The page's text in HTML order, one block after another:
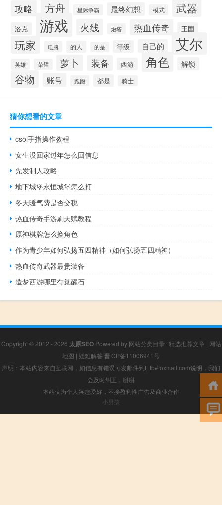
攻略 方舟 星际争霸 最终幻想 模式 武器
洛克 游戏 火线 炮塔 热血传奇 王国
玩家 电脑 的人 的是 等级 自己的 艾尔
英雄 荣耀 萝卜 装备 西游 角色 解锁
谷物 账号 跑跑 都是 骑士
猜你想看的文章
csol手指操作教程
女生没回家过年怎么回信息
先发制人攻略
地下城堡永恒城堡怎么打
冬天暖气费是否交税
热血传奇手游刷天赋教程
原神棋牌怎么换角色
作为青少年如何弘扬五四精神（如何弘扬五四精神）
热血传奇武器最贵装备
造梦西游哪里有觉醒石
Copyright © 2012 - 2026 太原SEOPowered by 网站分类目录 | 精选推荐文章 | 网站
地图 | 疑难解答 晋ICP备11006941号
声明：本站内容来自互联网，如信息有错误可发邮件到f_fb#foxmail.com说明，我们
会及时纠正，谢谢
本站仅为个人兴趣爱好，不接盈利性广告及商业合作
小男孩